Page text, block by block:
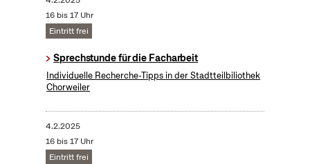
16 bis 17 Uhr
Eintritt frei
Sprechstunde für die Facharbeit
Individuelle Recherche-Tipps in der Stadtteilbiliothek
Chorweiler
4.2.2025
16 bis 17 Uhr
Eintritt frei